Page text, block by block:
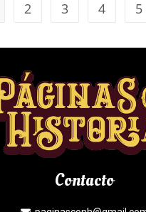
2 3 4 5
Contacto